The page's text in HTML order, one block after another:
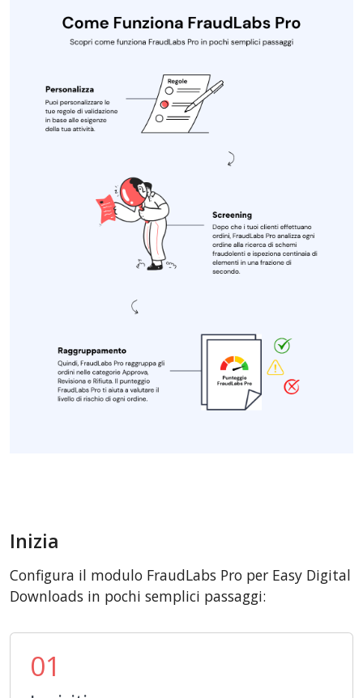
Inizia
Configura il modulo FraudLabs Pro per Easy Digital
Downloads in pochi semplici passaggi:
01